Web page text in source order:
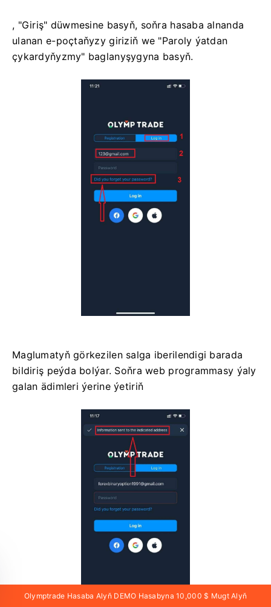
, "Giriş" düwmesine basyň, soňra hasaba alnanda
ulanan e-poçtaňyzy giriziň we "Paroly ýatdan
çykardyňyzmy" baglanyşygyna basyň.
Maglumatyň görkezilen salga iberilendigi barada
bildiriş peýda bolýar. Soňra web programmasy ýaly
galan ädimleri ýerine ýetiriň
Olymptrade Hasaba Alyň DEMO Hasabyna 10,000 $ Mugt Alyň